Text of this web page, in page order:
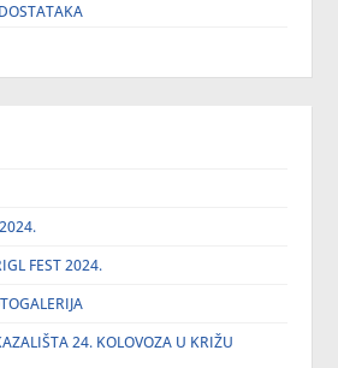
FEST 2024.
24. KOLOVOZA U KRIŽU